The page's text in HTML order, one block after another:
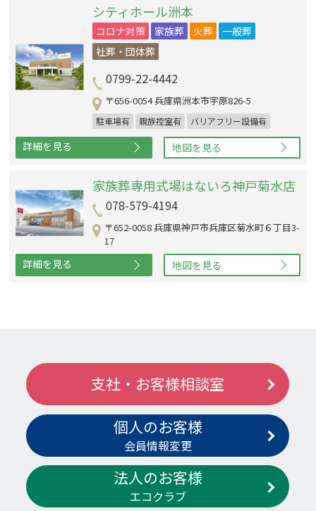
シティホール洲本
コロナ対策 家族葬 火葬
一般葬
社葬・団体葬
0799-22-4442
〒656-0054 兵庫県洲本市宇原826-5
駐車場有 親族控室有 バリアフリー設備有
詳細を見る 地図を見る
家族葬専用式場はないろ神戸菊水店
078-579-4194
〒652-0058 兵庫県神戸市兵庫区菊水町６丁目3-
17
詳細を見る 地図を見る
支社・お客様相談室
個人のお客様
会員情報変更
法人のお客様
エコクラブ